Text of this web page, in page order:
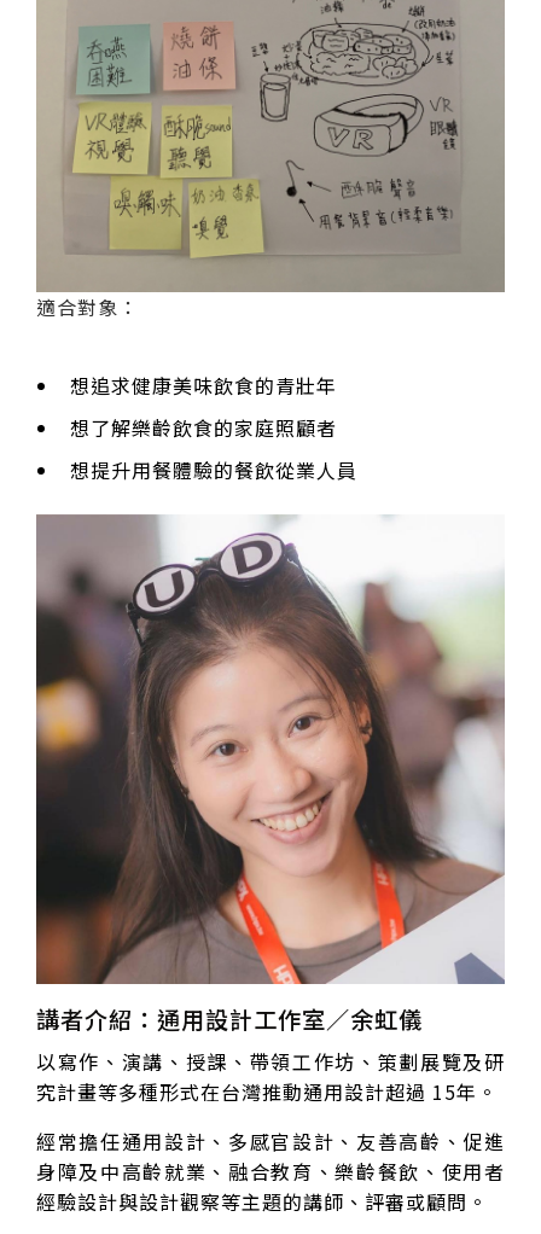
適合對象：
想追求健康美味飲食的青壯年
想了解樂齡飲食的家庭照顧者
想提升用餐體驗的餐飲從業人員
講者介紹：通用設計工作室／余虹儀
以寫作、演講、授課、帶領工作坊、策劃展覽及研
究計畫等多種形式在台灣推動通用設計超過 15年。
經常擔任通用設計、多感官設計、友善高齡、促進
身障及中高齡就業、融合教育、樂齡餐飲、使用者
經驗設計與設計觀察等主題的講師、評審或顧問。